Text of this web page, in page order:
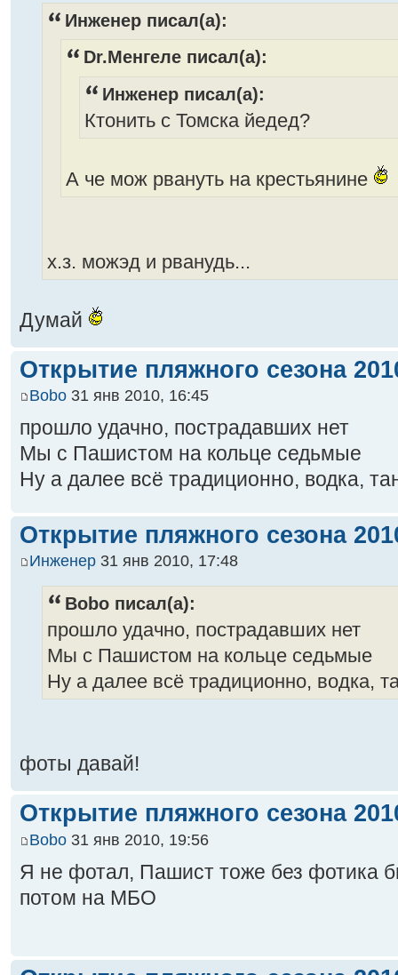
Инженер писал(а):
Dr.Менгеле писал(а):
Инженер писал(а):
Ктонить с Томска йедед?
А че мож рвануть на крестьянине
х.з. можэд и рванудь...
Думай
Открытие пляжного сезона
Bobo 31 янв 2010, 16:45
прошло удачно, пострадавших нет
Мы с Пашистом на кольце седьмые
Ну а далее всё традиционно, водка,
Открытие пляжного сезона
Инженер 31 янв 2010, 17:48
Bobo писал(а):
прошло удачно, пострадавших нет
Мы с Пашистом на кольце седьмые
Ну а далее всё традиционно, водка,
фоты давай!
Открытие пляжного сезона
Bobo 31 янв 2010, 19:56
Я не фотал, Пашист тоже без фотика
потом на МБО